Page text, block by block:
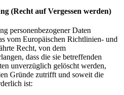
(Recht auf Vergessen werden)
personenbezogener Daten
vom Europäischen Richtlinien- und
Recht, von dem
dass die sie betreffenden
unverzüglich gelöscht werden,
Gründe zutrifft und soweit die
ist: